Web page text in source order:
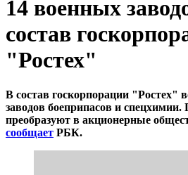
14 военных
состав
"Ростех"
В состав госкорпорации "Ростех"
заводов боеприпасов и
преобразуют в акционерные
сообщает РБК.